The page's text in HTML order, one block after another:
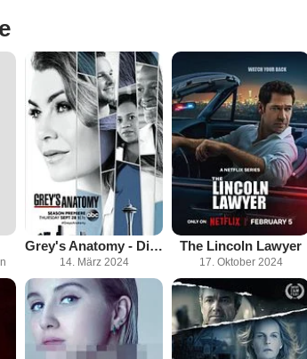
Grey's Anatomy - Die jungen Ärzte
14. März 2024
The Lincoln Lawyer
17. Oktober 2024